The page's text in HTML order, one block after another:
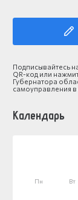
Подписывайтесь
QR-код или
Губернатора
самоуправления в
Календарь
Пн Вт